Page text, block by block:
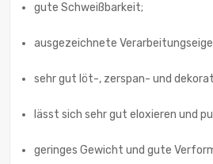
gute Schweißbarkeit;
ausgezeichnete
sehr gut löt-, zerspan- und
lässt sich sehr gut eloxieren und
geringes Gewicht und gute